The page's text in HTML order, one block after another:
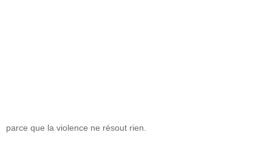
parce que la violence ne résout rien.